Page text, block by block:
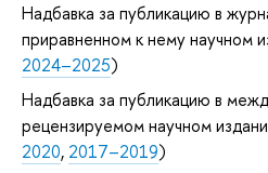
Надбавка за публикацию в
приравненном к нему научном
2024–2025)
Надбавка за публикацию в
рецензируемом научном
2020, 2017–2019)